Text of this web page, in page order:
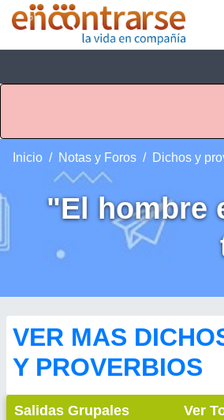
Inicio Notas y Foros Dichos y
"El hombre
VER MAS
Y PROVERBIOS
Salidas Grupales Ver